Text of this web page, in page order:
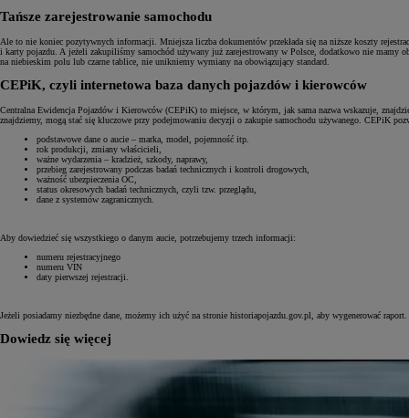
Tańsze zarejestrowanie samochodu
Ale to nie koniec pozytywnych informacji. Mniejsza liczba dokumentów przekłada się na niższe koszty
i karty pojazdu. A jeżeli zakupiliśmy samochód używany już zarejestrowany w Polsce, dodatkowo nie mamy
na niebieskim polu lub czarne tablice, nie unikniemy wymiany na obowiązujący standard.
CEPiK, czyli internetowa baza danych pojazdów i kierowców
Centralna Ewidencja Pojazdów i Kierowców (CEPiK) to miejsce, w którym, jak sama nazwa wskazuje,
znajdziemy, mogą stać się kluczowe przy podejmowaniu decyzji o zakupie samochodu używanego. CEPiK
podstawowe dane o aucie – marka, model, pojemność itp.
rok produkcji, zmiany właścicieli,
ważne wydarzenia – kradzież, szkody, naprawy,
przebieg zarejestrowany podczas badań technicznych i kontroli drogowych,
ważność ubezpieczenia OC,
status okresowych badań technicznych, czyli tzw. przeglądu,
dane z systemów zagranicznych.
Aby dowiedzieć się wszystkiego o danym aucie, potrzebujemy trzech informacji:
numeru rejestracyjnego
numeru VIN
daty pierwszej rejestracji.
Jeżeli posiadamy niezbędne dane, możemy ich użyć na stronie historiapojazdu.gov.pl, aby wygenerować raport.
Dowiedz się więcej